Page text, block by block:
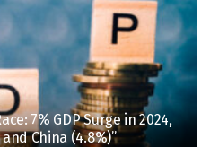
7% GDP Surge in 2024,
China (4.8%)”